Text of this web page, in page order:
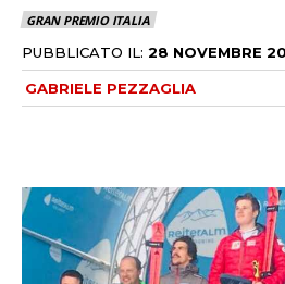
GRAN PREMIO ITALIA
PUBBLICATO IL: 28 NOVEMBRE
GABRIELE PEZZAGLIA